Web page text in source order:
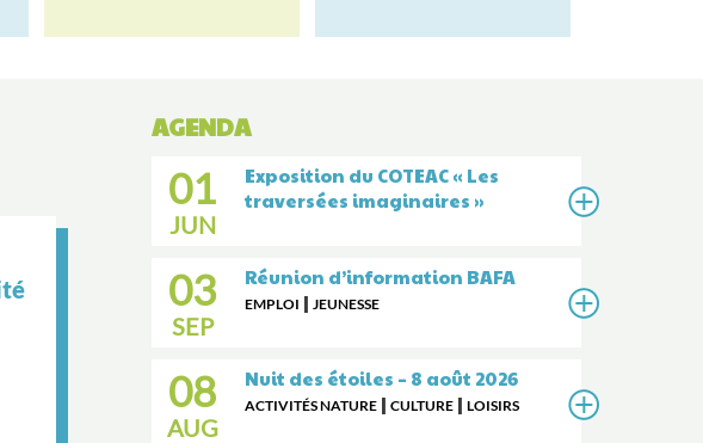
Économiser !
20 Juillet 2026 : Ouverture
de la plateforme Lignes
Covoit Modalis aux
AGENDA
01
JUN
Exposition du COTEAC « Les
traversées imaginaires »
03
SEP
Réunion d’information BAFA
EMPLOI | JEUNESSE
08
AUG
Nuit des étoiles – 8 août 2026
ACTIVITÉS NATURE |CULTURE |LOISIRS